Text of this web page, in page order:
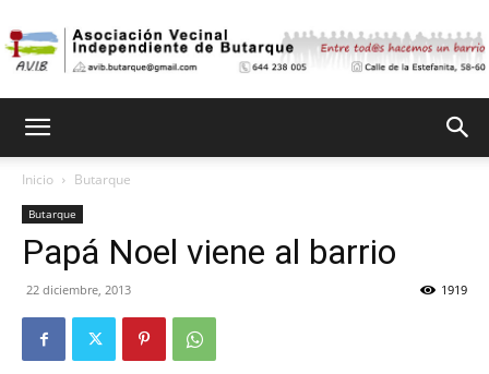
Inicio Butarque
Butarque
Papá Noel viene al barrio
22 diciembre, 2013 1919